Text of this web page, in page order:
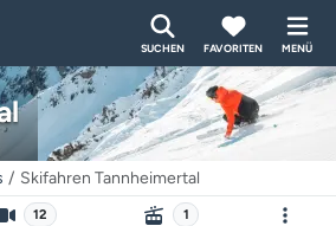
SUCHEN FAVORITEN MENÜ
Skifahren Tannheimertal
12 1